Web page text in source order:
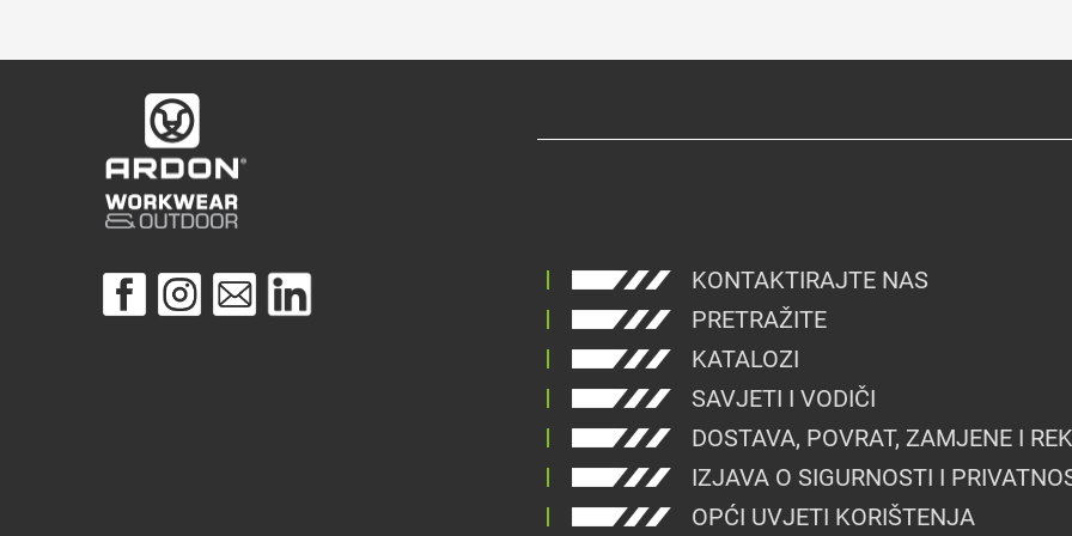
KONTAKTIRAJTE NAS
PRETRAŽITE
KATALOZI
SAVJETI I VODIČI
DOSTAVA, POVRAT, ZAMJENE I
IZJAVA O SIGURNOSTI I
OPĆI UVJETI KORIŠTENJA